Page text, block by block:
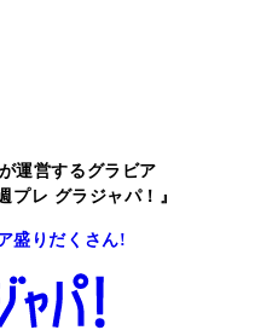
運営するグラビア
プレ グラジャパ！』
盛りだくさん!